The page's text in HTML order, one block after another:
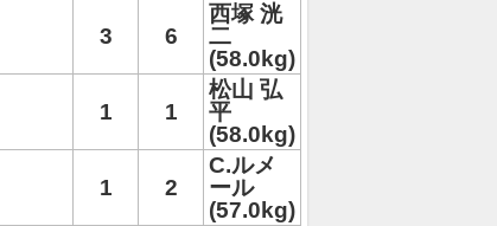
3 6
西塚 洸
二
(58.0kg)
1 1
松山 弘
平
(58.0kg)
1 2
C.ルメ
ール
(57.0kg)